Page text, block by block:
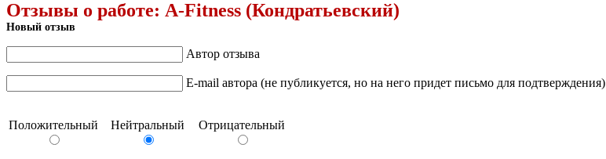
Отзывы о работе: A-Fitness (Кондратьевский)
Новый отзыв
Автор отзыва
E-mail автора (не публикуется, но на него придет письмо для подтверждения)
Положительный Нейтральный Отрицательный